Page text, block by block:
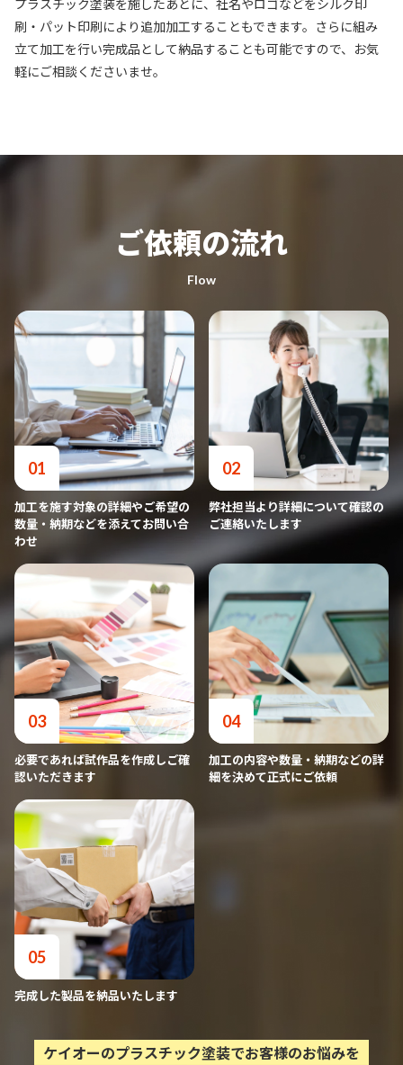
プラスチック塗装を施したあとに、社名やロゴなどをシルク印
刷・パット印刷により追加加工することもできます。さらに組み
立て加工を行い完成品として納品することも可能ですので、お気
軽にご相談くださいませ。
ご依頼の流れ
Flow
01
加工を施す対象の詳細やご希望の
数量・納期などを添えてお問い合
わせ
02
弊社担当より詳細について確認の
ご連絡いたします
03
必要であれば試作品を作成しご確
認いただきます
04
加工の内容や数量・納期などの詳
細を決めて正式にご依頼
05
完成した製品を納品いたします
ケイオーのプラスチック塗装でお客様のお悩みを